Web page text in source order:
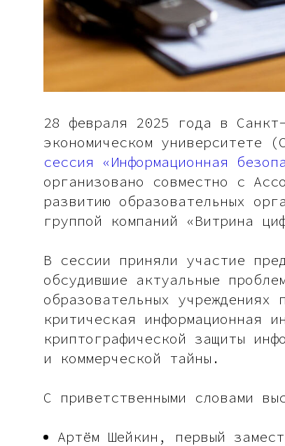
28 февраля 2025 года в
экономическом университете
сессия «Информационная
организовано совместно с
развитию образовательных
группой компаний «Витрина
В сессии приняли участие
обсудившие актуальные
образовательных
критическая информационная
криптографической защиты
и коммерческой тайны.
С приветственными словами
Артём Шейкин, первый